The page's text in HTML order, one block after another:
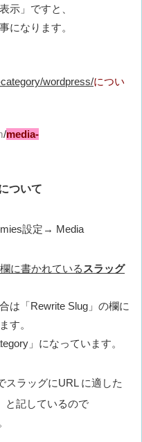
示」ですと、
事になります。
wordpress/につい
/media-
ついて
設定→ Media
に書かれているスラッグ
は「Rewrite Slug」の欄に
す。
」になっています。
スラッグにURL に適した
と記しているので